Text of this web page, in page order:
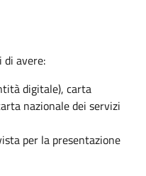
di avere:
digitale), carta
nazionale dei servizi
per la presentazione